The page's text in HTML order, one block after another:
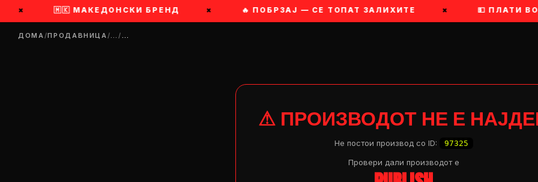
🇲🇰 МАКЕДОНСКИ БРЕНД 🔥 ПОБРЗАЈ — СЕ ТОПАТ ЗАЛИХИТЕ 💵 ПЛАТИ
ДОМА/ПРОДАВНИЦА/…/…
⚠ ПРОИЗВОДОТ НЕ Е
Не постои производ со ID: 97325
Провери дали производот e